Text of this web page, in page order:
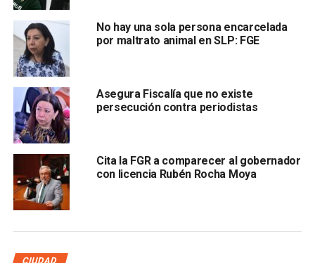
que una mujer que se desempeñaba como oficial del
registro civil número 11, fue desalojada de manera
violenta de esas oficinas por los policías municipales
de la Capital, quienes iban al mando del director de
esa corporación.
Luego de que la afectada interpuso la denuncia en la
FGESLP, la Visitaduría General realizó las investigaciones
No hay una sola persona encarcelada
por maltrato animal en SLP: FGE
Asegura Fiscalía que no existe
persecución contra periodistas
Cita la FGR a comparecer al gobernador
con licencia Rubén Rocha Moya
CIUDAD